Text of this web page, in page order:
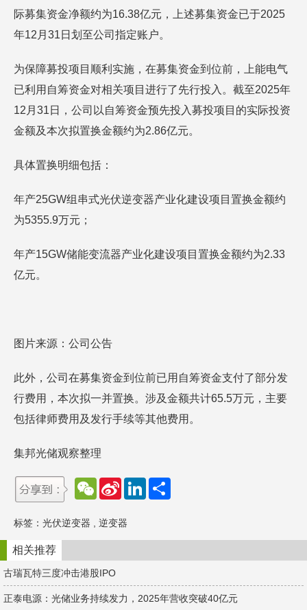
际募集资金净额约为16.38亿元，上述募集资金已于2025
年12月31日划至公司指定账户。
为保障募投项目顺利实施，在募集资金到位前，上能电气
已利用自筹资金对相关项目进行了先行投入。截至2025年
12月31日，公司以自筹资金预先投入募投项目的实际投资
金额及本次拟置换金额约为2.86亿元。
具体置换明细包括：
年产25GW组串式光伏逆变器产业化建设项目置换金额约
为5355.9万元；
年产15GW储能变流器产业化建设项目置换金额约为2.33
亿元。
图片来源：公司公告
此外，公司在募集资金到位前已用自筹资金支付了部分发
行费用，本次拟一并置换。涉及金额共计65.5万元，主要
包括律师费用及发行手续等其他费用。
集邦光储观察整理
W
e
a
t
S
a
W
e
b
L
d
n
标签： 光伏逆变器 逆变器
相关推荐
古瑞瓦特三度冲击港股IPO
正泰电源：光储业务持续发力，2025年营收突破40亿元